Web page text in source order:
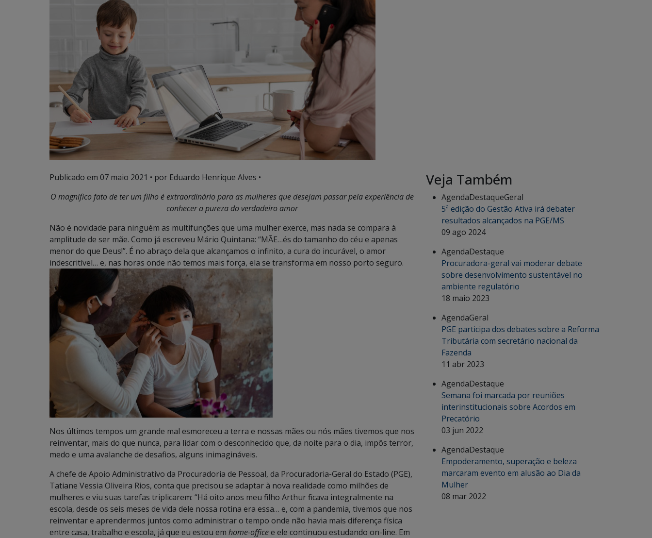
Publicado em 07 maio 2021 • por Eduardo Henrique Alves •
O magnífico fato de ter um filho é extraordinário para as mulheres que desejam passar pela experiência de
conhecer a pureza do verdadeiro amor
Não é novidade para ninguém as multifunções que uma mulher exerce, mas nada se compara à
amplitude de ser mãe. Como já escreveu Mário Quintana: “MÃE…és do tamanho do céu e apenas
menor do que Deus!”. É no abraço dela que alcançamos o infinito, a cura do incurável, o amor
indescritível… e, nas horas onde não temos mais força, ela se transforma em nosso porto seguro.
Nos últimos tempos um grande mal esmoreceu a terra e nossas mães ou nós mães tivemos que nos
reinventar, mais do que nunca, para lidar com o desconhecido que, da noite para o dia, impôs terror,
medo e uma avalanche de desafios, alguns inimagináveis.
A chefe de Apoio Administrativo da Procuradoria de Pessoal, da Procuradoria-Geral do Estado (PGE),
Tatiane Vessia Oliveira Rios, conta que precisou se adaptar à nova realidade como milhões de
mulheres e viu suas tarefas triplicarem: “Há oito anos meu filho Arthur ficava integralmente na
escola, desde os seis meses de vida dele nossa rotina era essa… e, com a pandemia, tivemos que nos
reinventar e aprendermos juntos como administrar o tempo onde não havia mais diferença física
entre casa, trabalho e escola, já que eu estou em home-officee ele continuou estudando on-line. Em
Veja Também
AgendaDestaqueGeral
5ª edição do Gestão Ativa irá debater
resultados alcançados na PGE/MS
09 ago 2024
AgendaDestaque
Procuradora-geral vai moderar debate
sobre desenvolvimento sustentável no
ambiente regulatório
18 maio 2023
AgendaGeral
PGE participa dos debates sobre a Reforma
Tributária com secretário nacional da
Fazenda
11 abr 2023
AgendaDestaque
Semana foi marcada por reuniões
interinstitucionais sobre Acordos em
Precatório
03 jun 2022
AgendaDestaque
Empoderamento, superação e beleza
marcaram evento em alusão ao Dia da
Mulher
08 mar 2022